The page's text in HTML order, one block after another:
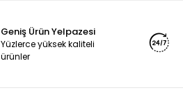
Geniş Ürün Yelpazesi
Yüzlerce yüksek kaliteli
ürünler